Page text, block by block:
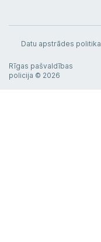
Rīgas pašvaldības
policija © 2026
Datu apstrādes politika